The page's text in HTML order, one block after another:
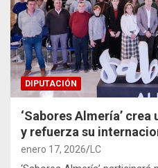
DIPUTACIÓN
‘Sabores Almería’
y refuerza su
enero 17, 2026 LC